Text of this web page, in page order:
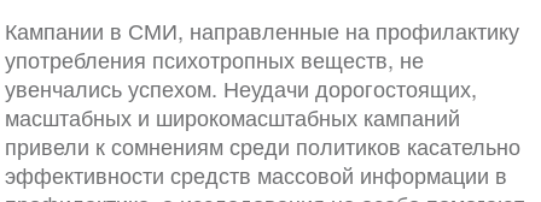
Кампании в СМИ, направленные на профилактику
употребления психотропных веществ, не
увенчались успехом. Неудачи дорогостоящих,
масштабных и широкомасштабных кампаний
привели к сомнениям среди политиков касательно
эффективности средств массовой информации в